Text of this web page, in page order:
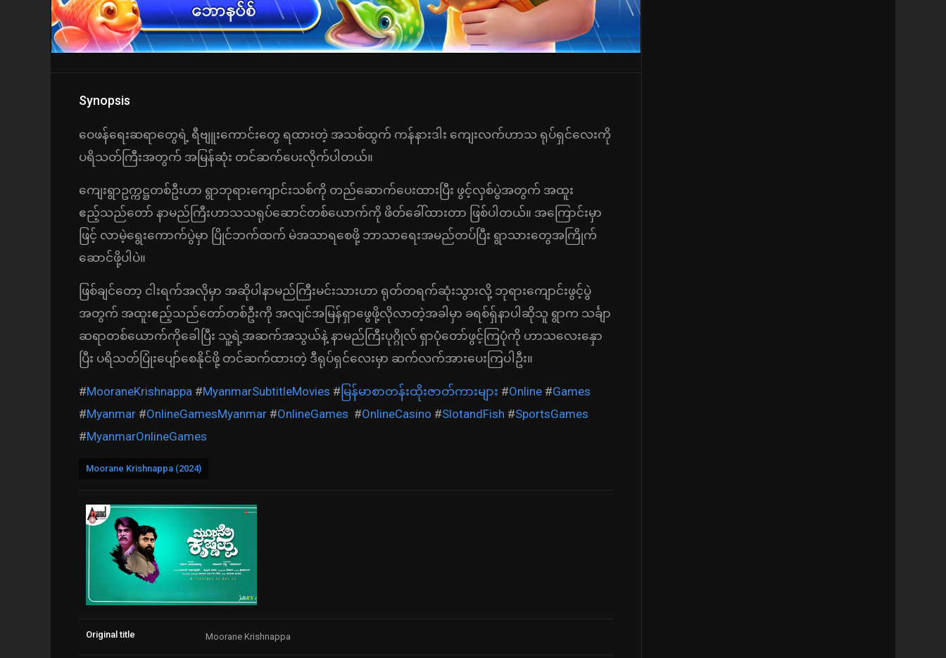
Synopsis
ဝေဖန်ရေးဆရာတွေရဲ့ ရီဗျူးကောင်းတွေ ရထားတဲ့ အသစ်ထွက် ကန်နားဒါး ကျေးလက်ဟာသ ရုပ်ရှင်လေးကို
ပရိသတ်ကြီးအတွက် အမြန်ဆုံး တင်ဆက်ပေးလိုက်ပါတယ်။
ကျေးရွာဥက္ကဋ္ဌတစ်ဦးဟာ ရွာဘုရားကျောင်းသစ်ကို တည်ဆောက်ပေးထားပြီး ဖွင့်လှစ်ပွဲအတွက် အထူး
ဧည့်သည်တော် နာမည်ကြီးဟာသသရုပ်ဆောင်တစ်ယောက်ကို ဖိတ်ခေါ်ထားတာ ဖြစ်ပါတယ်။ အကြောင်းမှာ
ဖြင့် လာမဲ့ရွေးကောက်ပွဲမှာ ပြိုင်ဘက်ထက် မဲအသာရစေဖို့ ဘာသာရေးအမည်တပ်ပြီး ရွာသားတွေအကြိုက်
ဆောင်ဖို့ပါပဲ။
ဖြစ်ချင်တော့ ငါးရက်အလိုမှာ အဆိုပါနာမည်ကြီးမင်းသားဟာ ရုတ်တရက်ဆုံးသွားလို့ ဘုရားကျောင်းဖွင့်ပွဲ
အတွက် အထူးဧည့်သည်တော်တစ်ဦးကို အလျင်အမြန်ရှာဖွေဖို့လိုလာတဲ့အခါမှာ ခရစ်ရှ်နာပါဆိုသူ ရွာက သင်္ချာ
ဆရာတစ်ယောက်ကိုခေါပြီး သူ့ရဲ့အဆက်အသွယ်နဲ့ နာမည်ကြီးပုဂ္ဂိုလ် ရှာပုံတော်ဖွင့်ကြပုံကို ဟာသလေးနှော
ပြီး ပရိသတ်ပြုံးပျော်စေနိုင်ဖို့ တင်ဆက်ထားတဲ့ ဒီရုပ်ရှင်လေးမှာ ဆက်လက်အားပေးကြပါဦး။
#MooraneKrishnappa #MyanmarSubtitleMovies # မြန်မာစာတန်းထိုးဇာတ်ကားများ #Online #Games
#Myanmar #OnlineGamesMyanmar #OnlineGames #OnlineCasino #SlotandFish #SportsGames
#MyanmarOnlineGames
Moorane Krishnappa (2024)
Original title Moorane Krishnappa